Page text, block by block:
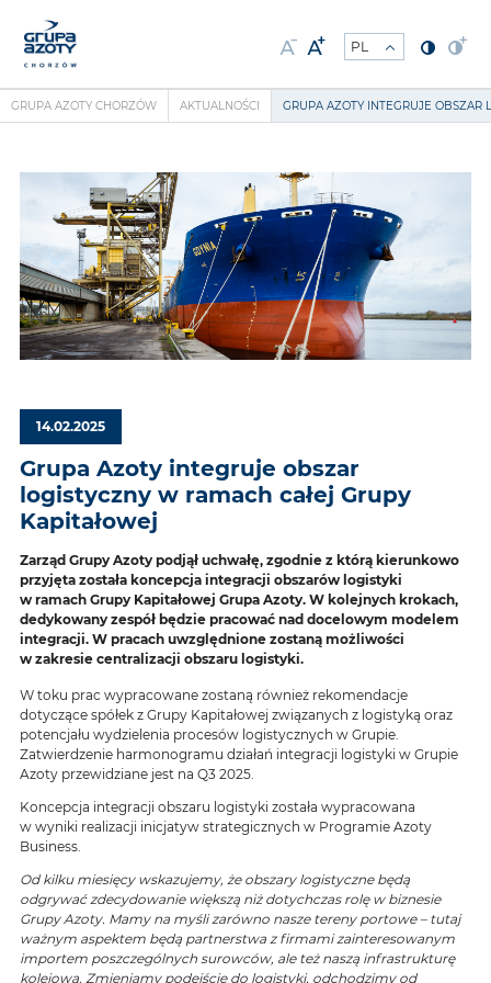
GRUPA AZOTY CHORZÓW AKTUALNOŚCI GRUPA AZOTY INTEGRUJE OBSZAR
14.02.2025
Grupa Azoty integruje obszar
logistyczny w ramach całej Grupy
Kapitałowej
Zarząd Grupy Azoty podjął uchwałę, zgodnie z którą kierunkowo
przyjęta została koncepcja integracji obszarów logistyki
w ramach Grupy Kapitałowej Grupa Azoty. W kolejnych krokach,
dedykowany zespół będzie pracować nad docelowym modelem
integracji. W pracach uwzględnione zostaną możliwości
w zakresie centralizacji obszaru logistyki.
W toku prac wypracowane zostaną również rekomendacje
dotyczące spółek z Grupy Kapitałowej związanych z logistyką oraz
potencjału wydzielenia procesów logistycznych w Grupie.
Zatwierdzenie harmonogramu działań integracji logistyki w Grupie
Azoty przewidziane jest na Q3 2025.
Koncepcja integracji obszaru logistyki została wypracowana
w wyniki realizacji inicjatyw strategicznych w Programie Azoty
Business.
Od kilku miesięcy wskazujemy, że obszary logistyczne będą
odgrywać zdecydowanie większą niż dotychczas rolę w biznesie
Grupy Azoty. Mamy na myśli zarówno nasze tereny portowe – tutaj
ważnym aspektem będą partnerstwa z firmami zainteresowanym
importem poszczególnych surowców, ale też naszą infrastrukturę
kolejową. Zmieniamy podejście do logistyki, odchodzimy od